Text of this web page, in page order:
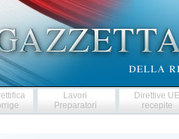
Lavori
Preparatori
Direttive
recepite